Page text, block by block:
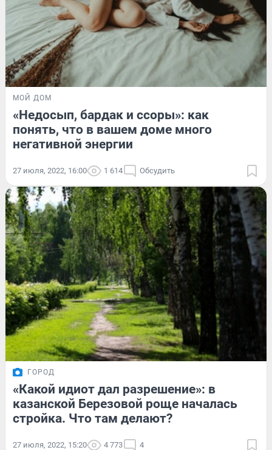
МОЙ ДОМ
«Недосып, бардак и ссоры»: как
понять, что в вашем доме много
негативной энергии
27 июля, 2022, 16:00 1 614 Обсудить
ГОРОД
«Какой идиот дал разрешение»: в
казанской Березовой роще началась
стройка. Что там делают?
27 июля, 2022, 15:20 4 773 4